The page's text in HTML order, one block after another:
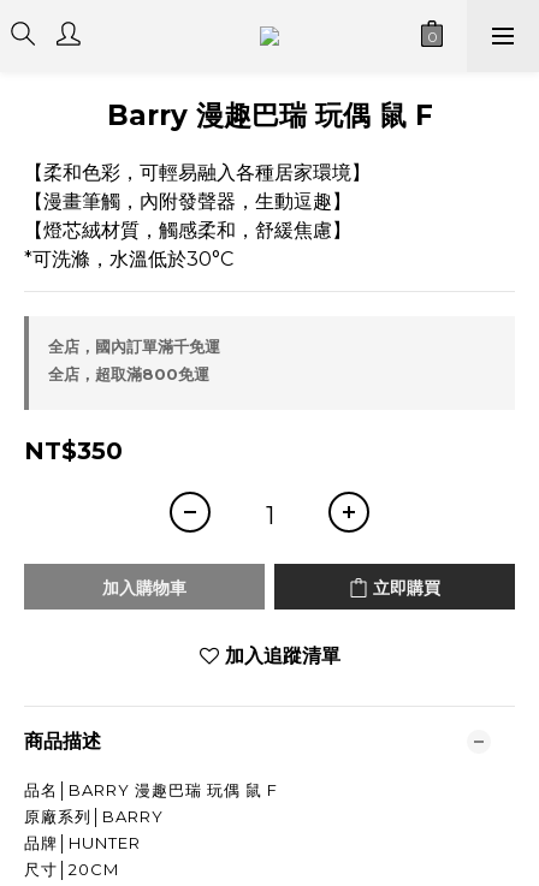
Barry 漫趣巴瑞 玩偶 鼠 F
【柔和色彩，可輕易融入各種居家環境】
【漫畫筆觸，內附發聲器，生動逗趣】
【燈芯絨材質，觸感柔和，舒緩焦慮】
*可洗滌，水溫低於30°C
全店，國內訂單滿千免運
全店，超取滿800免運
NT$350
加入購物車 立即購買
加入追蹤清單
商品描述
品名│BARRY 漫趣巴瑞 玩偶 鼠 F
原廠系列│BARRY
品牌│HUNTER
尺寸│20CM